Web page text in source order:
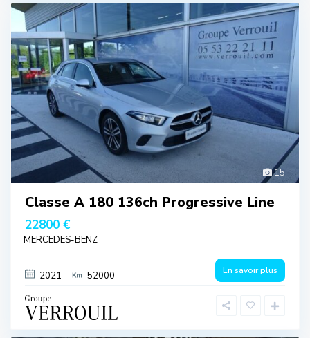
15
Classe A 180 136ch Progressive Line
22800 €
MERCEDES-BENZ
2021 52000 En savoir plus